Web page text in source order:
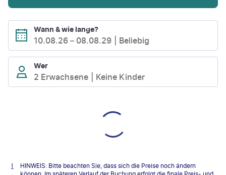
Wann & wie lange?
10.08.26 – 08.08.29 Beliebig
Wer
2 Erwachsene Keine Kinder
HINWEIS: Bitte beachten Sie, dass sich die Preise noch ändern